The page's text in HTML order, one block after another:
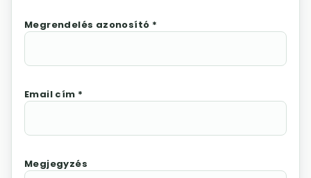
Megrendelés azonosító *
Email cím *
Megjegyzés